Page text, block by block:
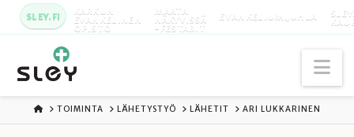
SLEY.FI KARKUN
EVANKELINEN
OPISTO
MAATA
NÄKYVISSÄ
-FESTARIT
EVANKELIUMIJUHLA
ETUSIVU
TOIMINTA LÄHETYSTYÖ LÄHETIT ARI LUKKARINEN